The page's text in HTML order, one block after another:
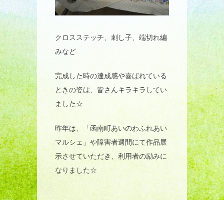
クロスステッチ、刺し子、端切れ編
みなど
完成した時の達成感や喜ばれている
ときの姿は、皆さんキラキラしてい
ました☆
昨年は、「函南町あいのわふれあい
マルシェ」や障害者週間にて作品展
示させていただき、利用者の励みに
なりました☆